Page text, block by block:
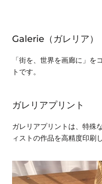
Galerie（ガレリア）
「街を、世界を画廊に」を
トです。
ガレリアプリント
ガレリアプリントは、特殊
ィストの作品を高精度印刷